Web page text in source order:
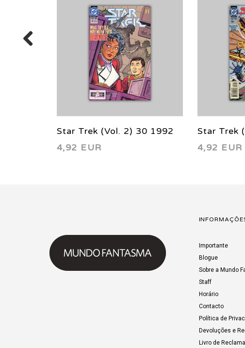
Star Trek (Vol. 2) 30 1992
4,92 EUR
Star Trek
4,92 EUR
Importante
Blogue
Sobre a Mundo
Staff
Horário
Contacto
Política de
Devoluções e
Livro de